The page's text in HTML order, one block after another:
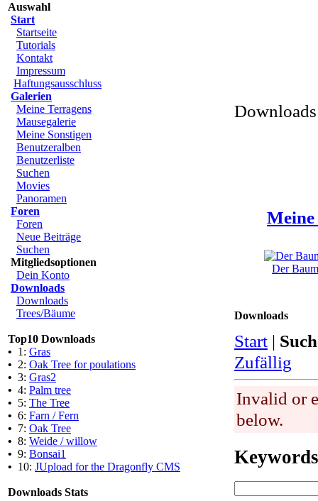
Auswahl
Start
Startseite
Tutorials
Kontakt
Impressum
Haftungsausschluss
Galerien
Meine Terragens
Mausegalerie
Meine Sonstigen
Benutzeralben
Benutzerliste
Suchen
Movies
Panoramen
Foren
Foren
Neue Beiträge
Suchen
Mitgliedsoptionen
Dein Konto
Downloads
Downloads
Trees/Bäume
Top10 Downloads
• 1: Gras
• 2: Oak Tree for poulations
• 3: Gras2
• 4: Palm tree
• 5: The Tree
• 6: Farn / Fern
• 7: Oak Tree
• 8: Weide / willow
• 9: Bonsai1
• 10: JUpload for the Dragonfly CMS
Downloads Stats
Downloads
Der
Downloads
Start |
Zufällig
Invalid or
below.
Keywords